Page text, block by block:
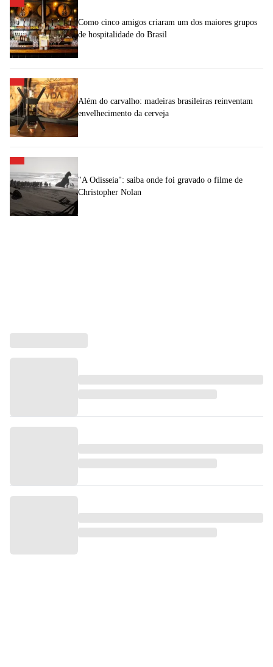
Como cinco amigos criaram um dos maiores grupos
de hospitalidade do Brasil
Além do carvalho: madeiras brasileiras reinventam
envelhecimento da cerveja
"A Odisseia": saiba onde foi gravado o filme de
Christopher Nolan